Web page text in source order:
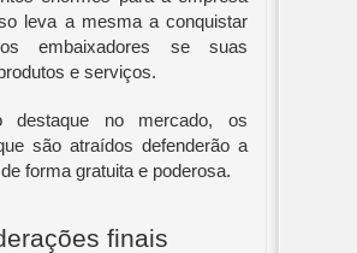
leva a mesma a conquistar
embaixadores se suas
e serviços.
destaque no mercado, os
são atraídos defenderão a
forma gratuita e poderosa.
finais